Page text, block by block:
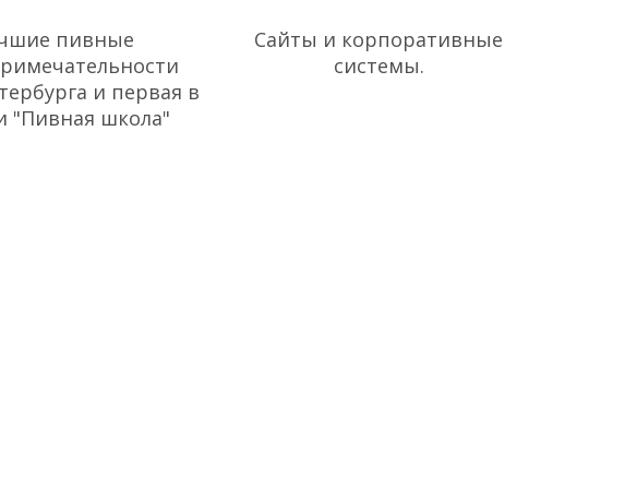
пивные
и первая в
"Пивная школа"
Сайты и корпоративные
системы.